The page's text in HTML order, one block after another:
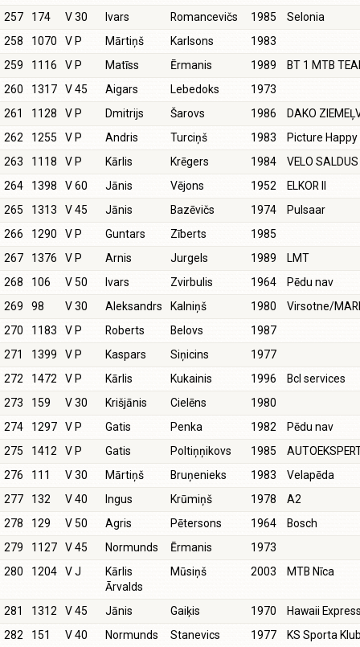
257
174 V 30 Ivars Romancevičs 1985
Selonia
258
1070 V P Mārtiņš Karlsons
1983
259
1116 V P Matīss Ērmanis 1989
BT 1 MTB
260
1317 V 45 Aigars Lebedoks
1973
261
1128 V P Dmitrijs Šarovs 1986
DAKO
262
1255 V P Andris Turciņš 1983
Picture Happy
263
1118 V P Kārlis Krēgers 1984
VELO SALDUS
264
1398 V 60 Jānis Vējons 1952
ELKOR II
265
1313 V 45 Jānis Bazēvičs 1974
Pulsaar
266
1290 V P Guntars Zīberts
1985
267
1376 V P Arnis Jurgels 1989
LMT
268
106 V 50 Ivars Zvirbulis 1964
Pēdu nav
269
98 V 30 Aleksandrs Kalniņš 1980
Virsotne/
270
1183 V P Roberts Belovs
1987
271
1399 V P Kaspars Siņicins
1977
272
1472 V P Kārlis Kukainis 1996
Bcl services
273
159 V 30 Krišjānis Cielēns
1980
274
1297 V P Gatis Penka 1982
Pēdu nav
275
1412 V P Gatis Poltiņņikovs 1985
276
111 V 30 Mārtiņš Bruņenieks 1983
Velapēda
277
132 V 40 Ingus Krūmiņš 1978
A2
278
129 V 50 Agris Pētersons 1964
Bosch
279
1127 V 45 Normunds Ērmanis
1973
280
1204 V J
Kārlis
Ārvalds
Mūsiņš 2003 MTB Nīca
281 1312 V 45 Jānis Gaiķis 1970
Hawaii
282
151 V 40 Normunds Stanevics 1977
KS Sporta